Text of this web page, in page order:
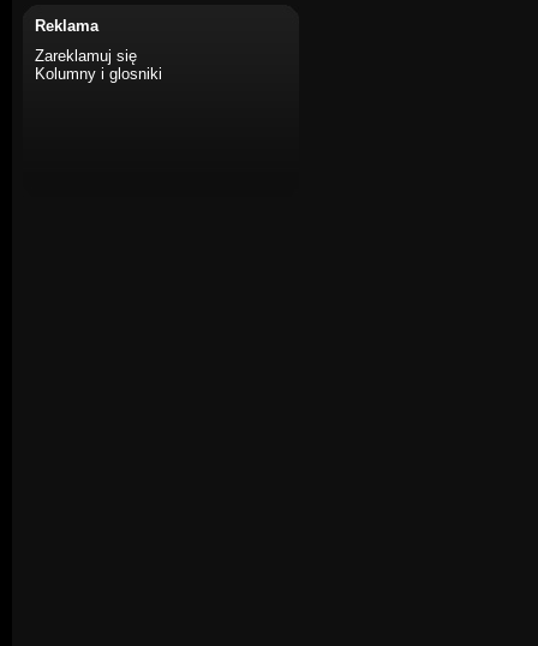
Reklama
Zareklamuj się
Kolumny i glosniki